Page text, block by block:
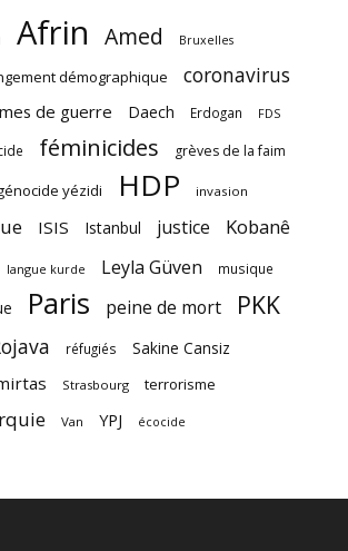
Afrin Amed Bruxelles
démographique coronavirus
de guerre Daech Erdogan FDS
féminicides grèves de la faim
yézidi HDP invasion
ISIS Istanbul justice Kobanê
langue kurde Leyla Güven musique
Paris peine de mort PKK
réfugiés Sakine Cansiz
Strasbourg terrorisme
Van YPJ écocide